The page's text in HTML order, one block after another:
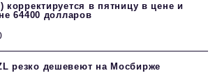
корректируется в пятницу в цене и
64400 долларов
резко дешевеют на Мосбирже